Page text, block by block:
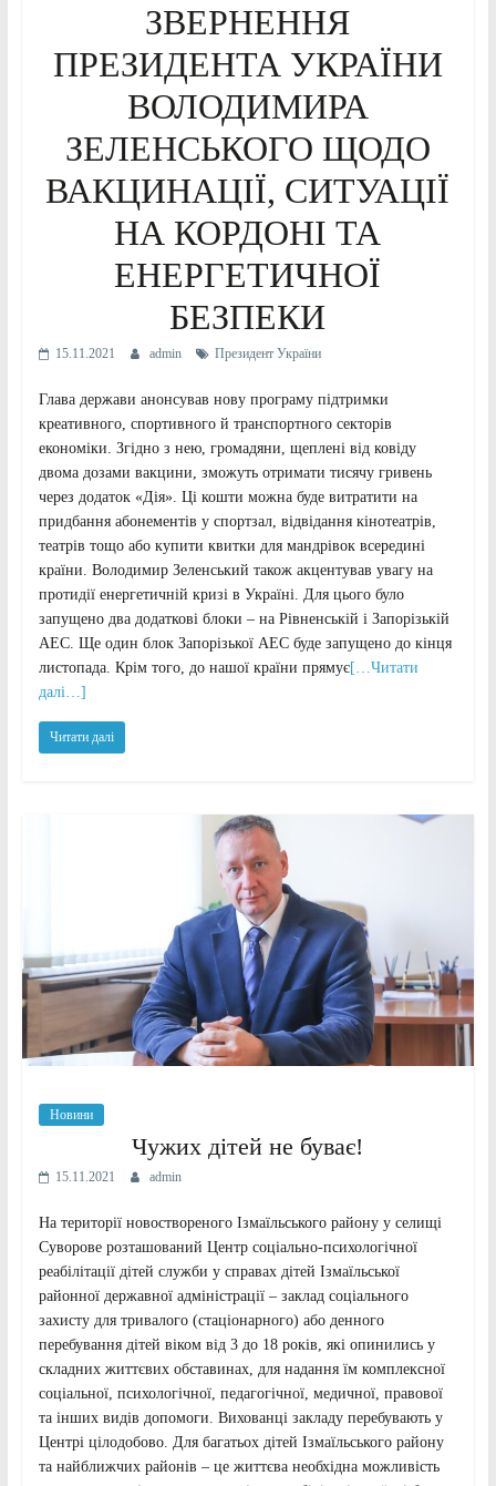
ЗВЕРНЕННЯ
ПРЕЗИДЕНТА УКРАЇНИ
ВОЛОДИМИРА
ЗЕЛЕНСЬКОГО ЩОДО
ВАКЦИНАЦІЇ, СИТУАЦІЇ
НА КОРДОНІ ТА
ЕНЕРГЕТИЧНОЇ
БЕЗПЕКИ
15.11.2021 admin Президент України
Глава держави анонсував нову програму підтримки
креативного, спортивного й транспортного секторів
економіки. Згідно з нею, громадяни, щеплені від ковіду
двома дозами вакцини, зможуть отримати тисячу гривень
через додаток «Дія». Ці кошти можна буде витратити на
придбання абонементів у спортзал, відвідання кінотеатрів,
театрів тощо або купити квитки для мандрівок всередині
країни. Володимир Зеленський також акцентував увагу на
протидії енергетичній кризі в Україні. Для цього було
запущено два додаткові блоки – на Рівненській і Запорізькій
АЕС. Ще один блок Запорізької АЕС буде запущено до кінця
листопада. Крім того, до нашої країни прямує[…Читати
далі…]
Читати далі
Новини
Чужих дітей не буває!
15.11.2021 admin
На території новоствореного Ізмаїльського району у селищі
Суворове розташований Центр соціально-психологічної
реабілітації дітей служби у справах дітей Ізмаїльської
районної державної адміністрації – заклад соціального
захисту для тривалого (стаціонарного) або денного
перебування дітей віком від 3 до 18 років, які опинились у
складних життєвих обставинах, для надання їм комплексної
соціальної, психологічної, педагогічної, медичної, правової
та інших видів допомоги. Вихованці закладу перебувають у
Центрі цілодобово. Для багатьох дітей Ізмаїльського району
та найближчих районів – це життєва необхідна можливість